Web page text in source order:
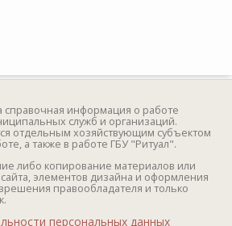
справочная информация о работе
служб и организаций.
отдельным хозяйствующим субъектом
а также в работе ГБУ "Ритуал".
либо копирование материалов или
элементов дизайна и оформления
правообладателя и только
персональных данных